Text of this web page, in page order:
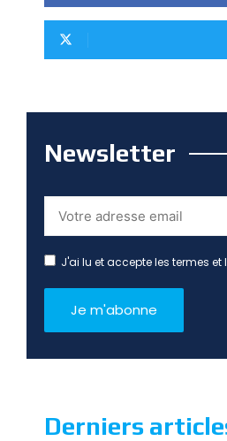
Newsletter
J'ai lu et accepte les termes
Derniers